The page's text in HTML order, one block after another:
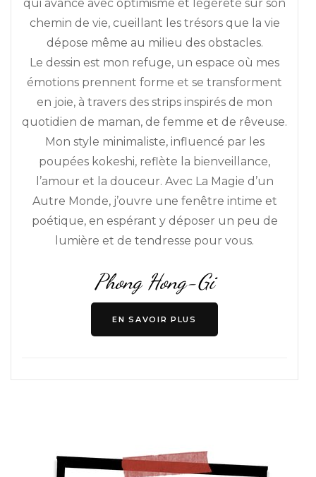
qui avance avec optimisme et légèreté sur son
chemin de vie, cueillant les trésors que la vie
dépose même au milieu des obstacles.
Le dessin est mon refuge, un espace où mes
émotions prennent forme et se transforment
en joie, à travers des strips inspirés de mon
quotidien de maman, de femme et de rêveuse.
Mon style minimaliste, influencé par les
poupées kokeshi, reflète la bienveillance,
l’amour et la douceur. Avec La Magie d’un
Autre Monde, j’ouvre une fenêtre intime et
poétique, en espérant y déposer un peu de
lumière et de tendresse pour vous.
Phong Hong-Gi
EN SAVOIR PLUS